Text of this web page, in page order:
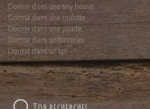
Dormir dans une tiny house
Dormir dans une roulotte
Dormir dans une yourte
Dormir dans un tonneau
Dormir dans un tipi